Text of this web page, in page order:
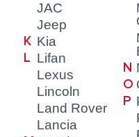
JAC
Jeep
Kia
Lifan
Lexus
Lincoln
Land Rover
Lancia